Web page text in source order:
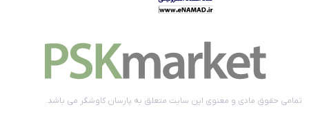
تمامی حقوق مادی و معنوی این سایت متعلق به پارسان کاوشگر می باشد.